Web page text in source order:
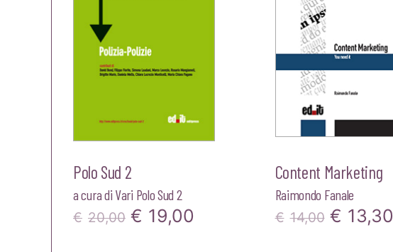
Polo Sud 2
a cura di Vari Polo Sud 2
€ 20,00 Il
€ 19,00
Content Marketing
Raimondo Fanale
€ 14,00 Il
€ 13,30